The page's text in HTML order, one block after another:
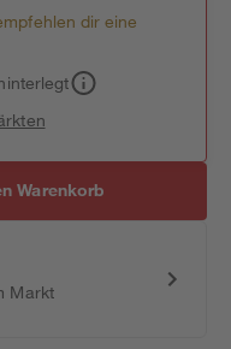
dir eine
Warenkorb
Markt